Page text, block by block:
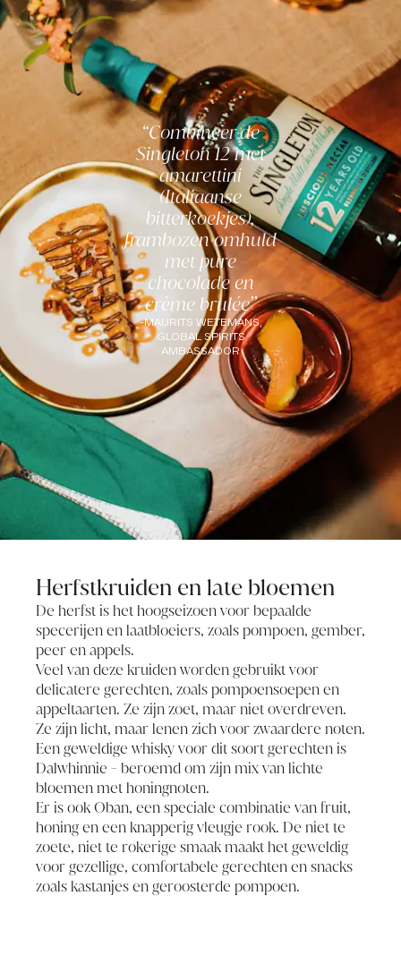
Combineer de
Singleton 12 met
amarettini
(Italiaanse
bitterkoekjes),
frambozen omhuld
met pure
chocolade en
crème brulée
-MAURITS WETEMANS,
GLOBAL SPIRITS
AMBASSADOR
Herfstkruiden en late bloemen
De herfst is het hoogseizoen voor bepaalde
specerijen en laatbloeiers, zoals pompoen, gember,
peer en appels.
Veel van deze kruiden worden gebruikt voor
delicatere gerechten, zoals pompoensoepen en
appeltaarten. Ze zijn zoet, maar niet overdreven.
Ze zijn licht, maar lenen zich voor zwaardere noten.
Een geweldige whisky voor dit soort gerechten is
Dalwhinnie - beroemd om zijn mix van lichte
bloemen met honingnoten.
Er is ook Oban, een speciale combinatie van fruit,
honing en een knapperig vleugje rook. De niet te
zoete, niet te rokerige smaak maakt het geweldig
voor gezellige, comfortabele gerechten en snacks
zoals kastanjes en geroosterde pompoen.